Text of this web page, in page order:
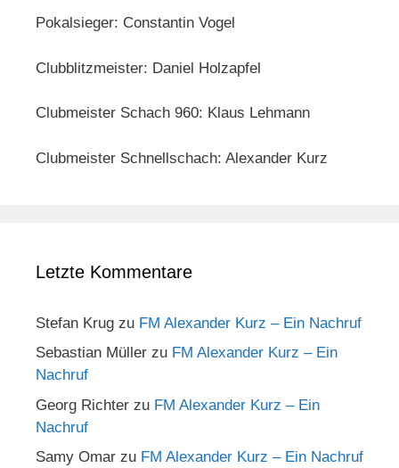
Pokalsieger: Constantin Vogel
Clubblitzmeister: Daniel Holzapfel
Clubmeister Schach 960: Klaus Lehmann
Clubmeister Schnellschach: Alexander Kurz
Letzte Kommentare
Stefan Krug zu FM Alexander Kurz – Ein Nachruf
Sebastian Müller zu FM Alexander Kurz – Ein
Nachruf
Georg Richter zu FM Alexander Kurz – Ein
Nachruf
Samy Omar zu FM Alexander Kurz – Ein Nachruf